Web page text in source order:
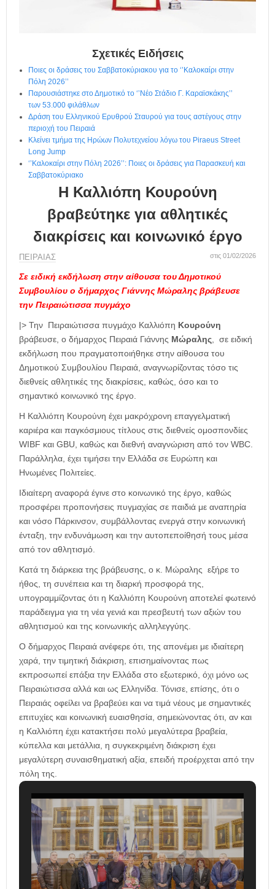
Σχετικές Ειδήσεις
Ποιες οι δράσεις του Σαββατοκύριακου για το ‘’Καλοκαίρι στην
Πόλη 2026’’
Παρουσιάστηκε στο Δημοτικό το ‘’Νέο Στάδιο Γ. Καραϊσκάκης’’
των 53.000 φιλάθλων
Δράση του Ελληνικού Ερυθρού Σταυρού για τους αστέγους στην
περιοχή του Πειραιά
Κλείνει τμήμα της Ηρώων Πολυτεχνείου λόγω του Piraeus Street
Long Jump
‘’Καλοκαίρι στην Πόλη 2026’’: Ποιες οι δράσεις για Παρασκευή και
Σαββατοκύριακο
Η Καλλιόπη Κουρούνη
βραβεύτηκε για αθλητικές
διακρίσεις και κοινωνικό έργο
ΠΕΙΡΑΙΑΣ στις 01/02/2026
Σε ειδική εκδήλωση στην αίθουσα του Δημοτικού
Συμβουλίου ο δήμαρχος Γιάννης Μώραλης βράβευσε
την Πειραιώτισσα πυγμάχο
|> Την Πειραιώτισσα πυγμάχο Καλλιόπη Κουρούνη
βράβευσε, ο δήμαρχος Πειραιά Γιάννης Μώραλης, σε ειδική
εκδήλωση που πραγματοποιήθηκε στην αίθουσα του
Δημοτικού Συμβουλίου Πειραιά, αναγνωρίζοντας τόσο τις
διεθνείς αθλητικές της διακρίσεις, καθώς, όσο και το
σημαντικό κοινωνικό της έργο.
Η Καλλιόπη Κουρούνη έχει μακρόχρονη επαγγελματική
καριέρα και παγκόσμιους τίτλους στις διεθνείς ομοσπονδίες
WIBF και GBU, καθώς και διεθνή αναγνώριση από τον WBC.
Παράλληλα, έχει τιμήσει την Ελλάδα σε Ευρώπη και
Ηνωμένες Πολιτείες.
Ιδιαίτερη αναφορά έγινε στο κοινωνικό της έργο, καθώς
προσφέρει προπονήσεις πυγμαχίας σε παιδιά με αναπηρία
και νόσο Πάρκινσον, συμβάλλοντας ενεργά στην κοινωνική
ένταξη, την ενδυνάμωση και την αυτοπεποίθησή τους μέσα
από τον αθλητισμό.
Κατά τη διάρκεια της βράβευσης, ο κ. Μώραλης εξήρε το
ήθος, τη συνέπεια και τη διαρκή προσφορά της,
υπογραμμίζοντας ότι η Καλλιόπη Κουρούνη αποτελεί φωτεινό
παράδειγμα για τη νέα γενιά και πρεσβευτή των αξιών του
αθλητισμού και της κοινωνικής αλληλεγγύης.
Ο δήμαρχος Πειραιά ανέφερε ότι, της απονέμει με ιδιαίτερη
χαρά, την τιμητική διάκριση, επισημαίνοντας πως
εκπροσωπεί επάξια την Ελλάδα στο εξωτερικό, όχι μόνο ως
Πειραιώτισσα αλλά και ως Ελληνίδα. Τόνισε, επίσης, ότι ο
Πειραιάς οφείλει να βραβεύει και να τιμά νέους με σημαντικές
επιτυχίες και κοινωνική ευαισθησία, σημειώνοντας ότι, αν και
η Καλλιόπη έχει κατακτήσει πολύ μεγαλύτερα βραβεία,
κύπελλα και μετάλλια, η συγκεκριμένη διάκριση έχει
μεγαλύτερη συναισθηματική αξία, επειδή προέρχεται από την
πόλη της.